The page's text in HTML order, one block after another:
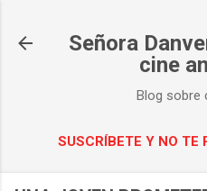
Señora
cine
Blog sobre
SUSCRÍBETE Y NO TE